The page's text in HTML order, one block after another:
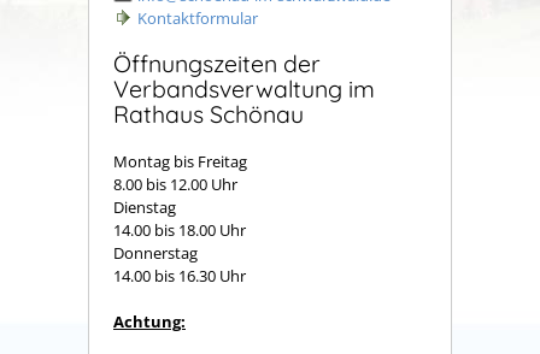
Kontaktformular
Öffnungszeiten der
Verbandsverwaltung im
Rathaus Schönau
Montag bis Freitag
8.00 bis 12.00 Uhr
Dienstag
14.00 bis 18.00 Uhr
Donnerstag
14.00 bis 16.30 Uhr
Achtung: